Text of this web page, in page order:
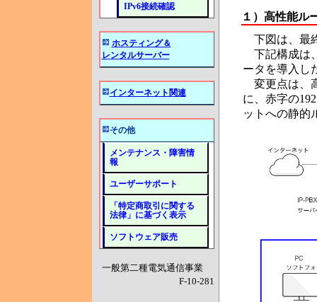
１）高性能ル
下図は、最
下記構成は
ータを導入し
変更点は、
に、赤字の
ットへの静的
IPv6接続確認
ホスティング＆
レンタルサーバー
インターネット関連
その他
メンテナンス・障害情
報
ユーザーサポート
「特定商取引に関する
法律」に基づく表示
ソフトウェア販売
一般第二種電気通信事業
F-10-281